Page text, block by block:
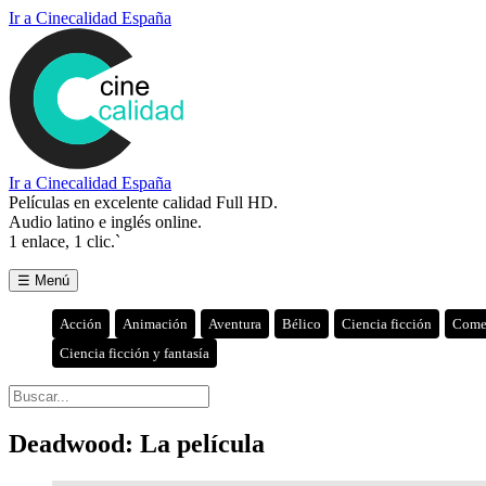
Ir a Cinecalidad España
Ir a Cinecalidad España
Películas en excelente calidad Full HD.
Audio latino e inglés online.
1 enlace, 1 clic.`
☰ Menú
Acción Animación Aventura Bélico Ciencia ficción
Ciencia ficción y fantasía
Deadwood: La película